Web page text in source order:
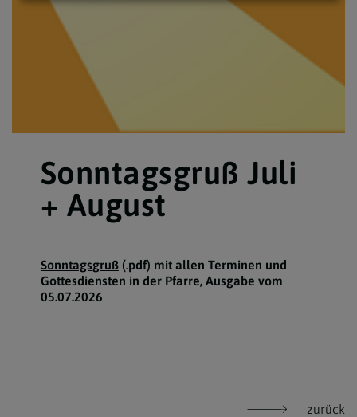
Sonntagsgruß Juli
+ August
Sonntagsgruß(.pdf) mit allen Terminen und
Gottesdiensten in der Pfarre, Ausgabe vom
05.07.2026
zurück